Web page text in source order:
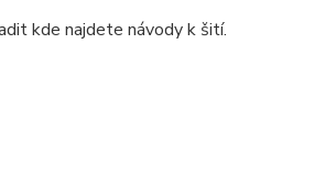
kde najdete návody k šití.